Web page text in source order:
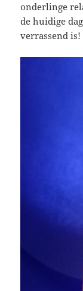
onderlinge
de huidige
verrassend is!